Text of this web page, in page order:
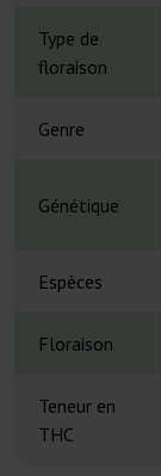
Type de
floraison
Genre
Génétique
Espèces
Floraison
Teneur en
THC